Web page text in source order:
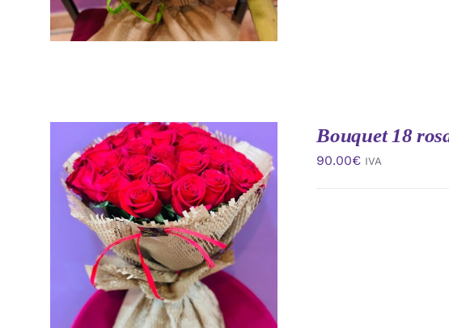
AÑADIR AL CARRITO /
VISTA
RAPIDA
Bouquet 18
90.00€ IVA